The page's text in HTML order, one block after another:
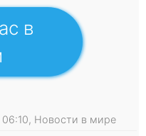
в
06:10, Новости в мире